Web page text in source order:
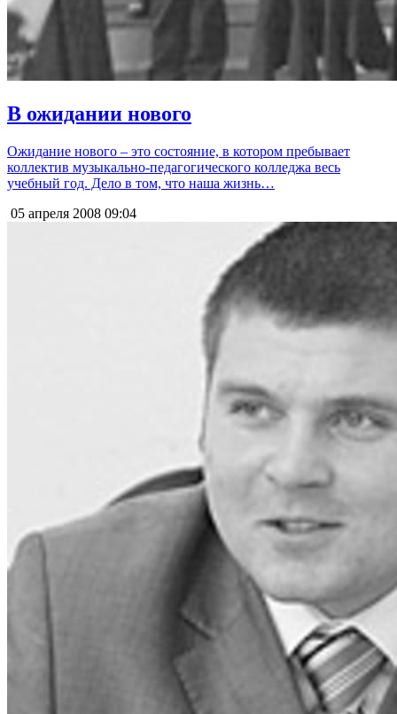
В ожидании нового
Ожидание нового – это состояние, в котором пребывает
коллектив музыкально-педагогического колледжа весь
учебный год. Дело в том, что наша жизнь…
05 апреля 2008 09:04